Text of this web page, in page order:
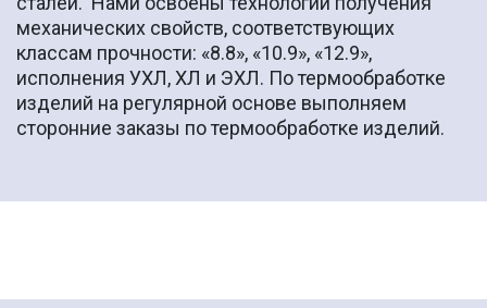
механических свойств, соответствующих
классам прочности: «8.8», «10.9», «12.9»,
исполнения УХЛ, ХЛ и ЭХЛ. По термообработке
изделий на регулярной основе выполняем
сторонние заказы по термообработке изделий.